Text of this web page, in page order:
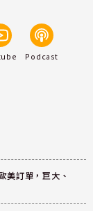
Podcast
訂單，巨大、